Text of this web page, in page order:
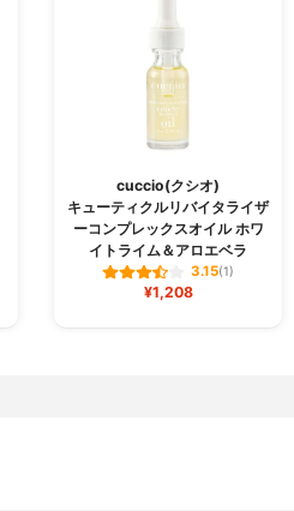
cuccio(クシオ)
キューティクルリバイタライザ
ーコンプレックスオイル ホワ
イトライム＆アロエベラ
3.15(1)
¥1,208